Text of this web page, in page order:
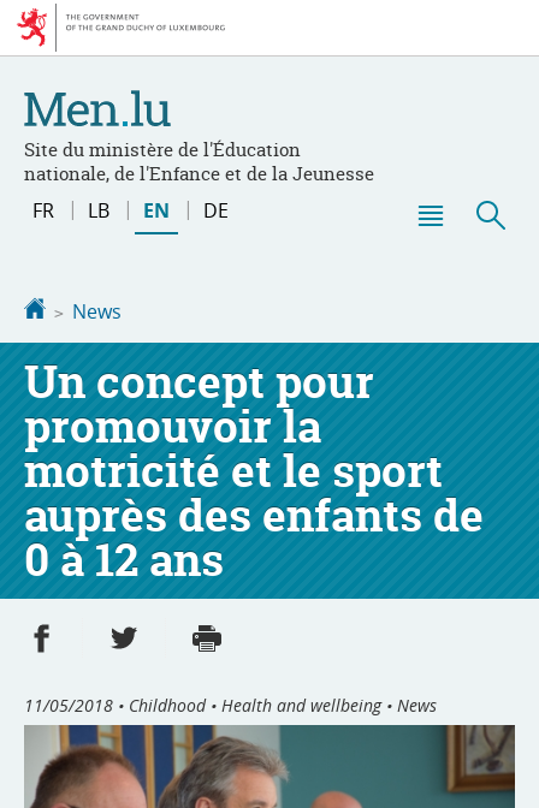
Go
Go
Site du ministère de l'Éducation
nationale, de l'Enfance et de la Jeunesse
Changer
FR LB EN DE
Homepage
News
Un concept pour
promouvoir la
motricité et le sport
auprès des enfants de
0 à 12 ans
Share on Facebook
Share on Twitter
11/05/2018 • Childhood • Health and wellbeing • News